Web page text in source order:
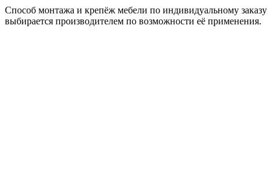
Способ монтажа и крепёж мебели по индивидуальному заказу
выбирается производителем по возможности её применения.